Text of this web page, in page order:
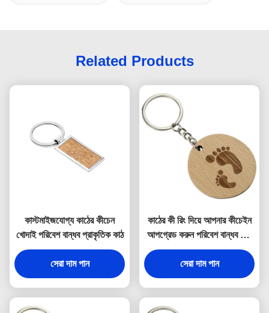
Related Products
কাস্টমাইজযোগ্য কাঠের কীচেন
খোদাই পরিবেশ বান্ধব প্রাকৃতিক কাঠ
সেরা দাম পান
কাঠের কী রিং দিয়ে আপনার কীচেইন
আপগ্রেড করুন পরিবেশ বান্ধব এবং
প্রাকৃতিক
সেরা দাম পান